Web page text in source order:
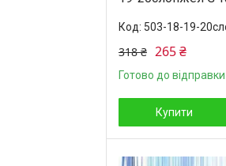
503-18-19-
318 ₴ 265 ₴
Готово до відправки
Купити